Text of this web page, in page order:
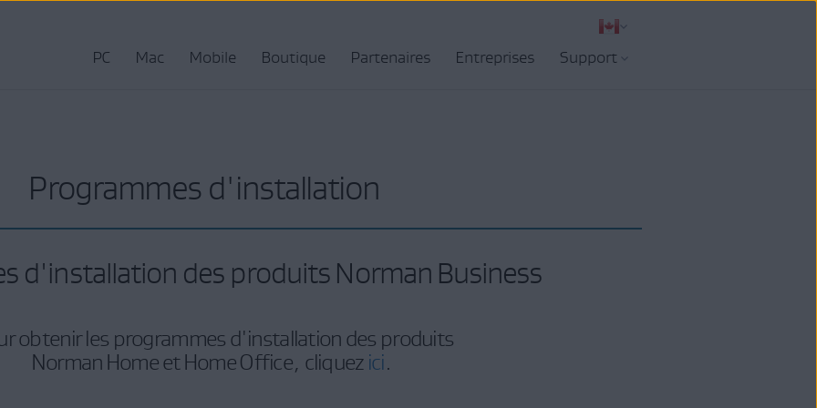
PC Mac Mobile Boutique Partenaires Entreprises Support
Programmes d'installation
d'installation des produits Norman Business
obtenir les programmes d'installation des produits
Norman Home et Home Office, cliquez ici.